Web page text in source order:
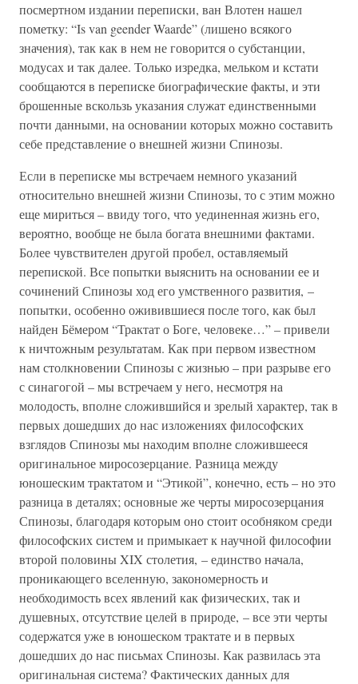
посмертном издании переписки, ван Влотен нашел
пометку: “Is van geender Waarde” (лишено всякого
значения), так как в нем не говорится о субстанции,
модусах и так далее. Только изредка, мельком и кстати
сообщаются в переписке биографические факты, и эти
брошенные вскользь указания служат единственными
почти данными, на основании которых можно составить
себе представление о внешней жизни Спинозы.
Если в переписке мы встречаем немного указаний
относительно внешней жизни Спинозы, то с этим можно
еще мириться – ввиду того, что уединенная жизнь его,
вероятно, вообще не была богата внешними фактами.
Более чувствителен другой пробел, оставляемый
перепиской. Все попытки выяснить на основании ее и
сочинений Спинозы ход его умственного развития, –
попытки, особенно оживившиеся после того, как был
найден Бёмером “Трактат о Боге, человеке…” – привели
к ничтожным результатам. Как при первом известном
нам столкновении Спинозы с жизнью – при разрыве его
с синагогой – мы встречаем у него, несмотря на
молодость, вполне сложившийся и зрелый характер, так в
первых дошедших до нас изложениях философских
взглядов Спинозы мы находим вполне сложившееся
оригинальное миросозерцание. Разница между
юношеским трактатом и “Этикой”, конечно, есть – но это
разница в деталях; основные же черты миросозерцания
Спинозы, благодаря которым оно стоит особняком среди
философских систем и примыкает к научной философии
второй половины XIX столетия, – единство начала,
проникающего вселенную, закономерность и
необходимость всех явлений как физических, так и
душевных, отсутствие целей в природе, – все эти черты
содержатся уже в юношеском трактате и в первых
дошедших до нас письмах Спинозы. Как развилась эта
оригинальная система? Фактических данных для